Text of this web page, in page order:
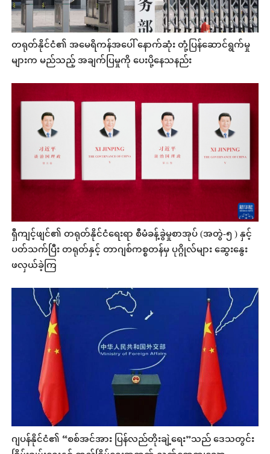
တရုတ်နိုင်ငံ၏ အမေရိကန်အပေါ် နောက်ဆုံး တုံ့ပြန်ဆောင်ရွက်မှု
များက မည်သည့် အချက်ပြမှုကို ပေးပို့နေသနည်း
ရှီကျင့်ဖျင်၏ တရုတ်နိုင်ငံရေးရာ စီမံခန့်ခွဲမှုစာအုပ် (အတွဲ-၅ ) နှင့်
ပတ်သက်ပြီး တရုတ်နှင့် တာဂျစ်ကစ္စတန်မှ ပုဂ္ဂိုလ်များ ဆွေးနွေး
ဖလှယ်ခဲ့ကြ
ဂျပန်နိုင်ငံ၏ “စစ်အင်အား ပြန်လည်တိုးချဲ့ရေး”သည် ဒေသတွင်း